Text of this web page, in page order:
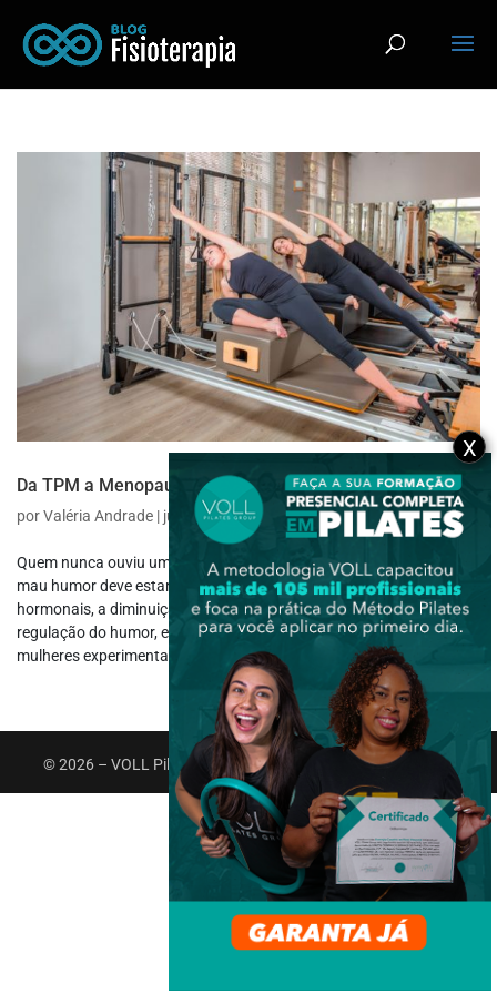
Da TPM a Menopausa: Os Benefícios do Método Pilates
porValéria Andrade | jul 25, 2017|Pilates
Quem nunca ouviu uma dessas famosas piadinhas: Nossa, que
mau humor deve estar naqueles dias”. Isto se deve as oscilações
hormonais, a diminuição de serotonina, responsáveis pela
regulação do humor, emoções e controle da dor. É muito comum as
mulheres experimentarem...
© 2026 – VOLL Pilates Group. Todos os direitos reservados.
X